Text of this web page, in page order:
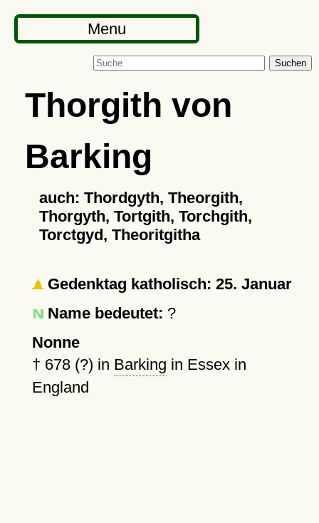
Menu
Suchen
Thorgith von
Barking
auch: Thordgyth, Theorgith,
Thorgyth, Tortgith, Torchgith,
Torctgyd, Theoritgitha
Gedenktag katholisch: 25. Januar
Name bedeutet: ?
Nonne
† 678 (?) in Barking in Essex in
England